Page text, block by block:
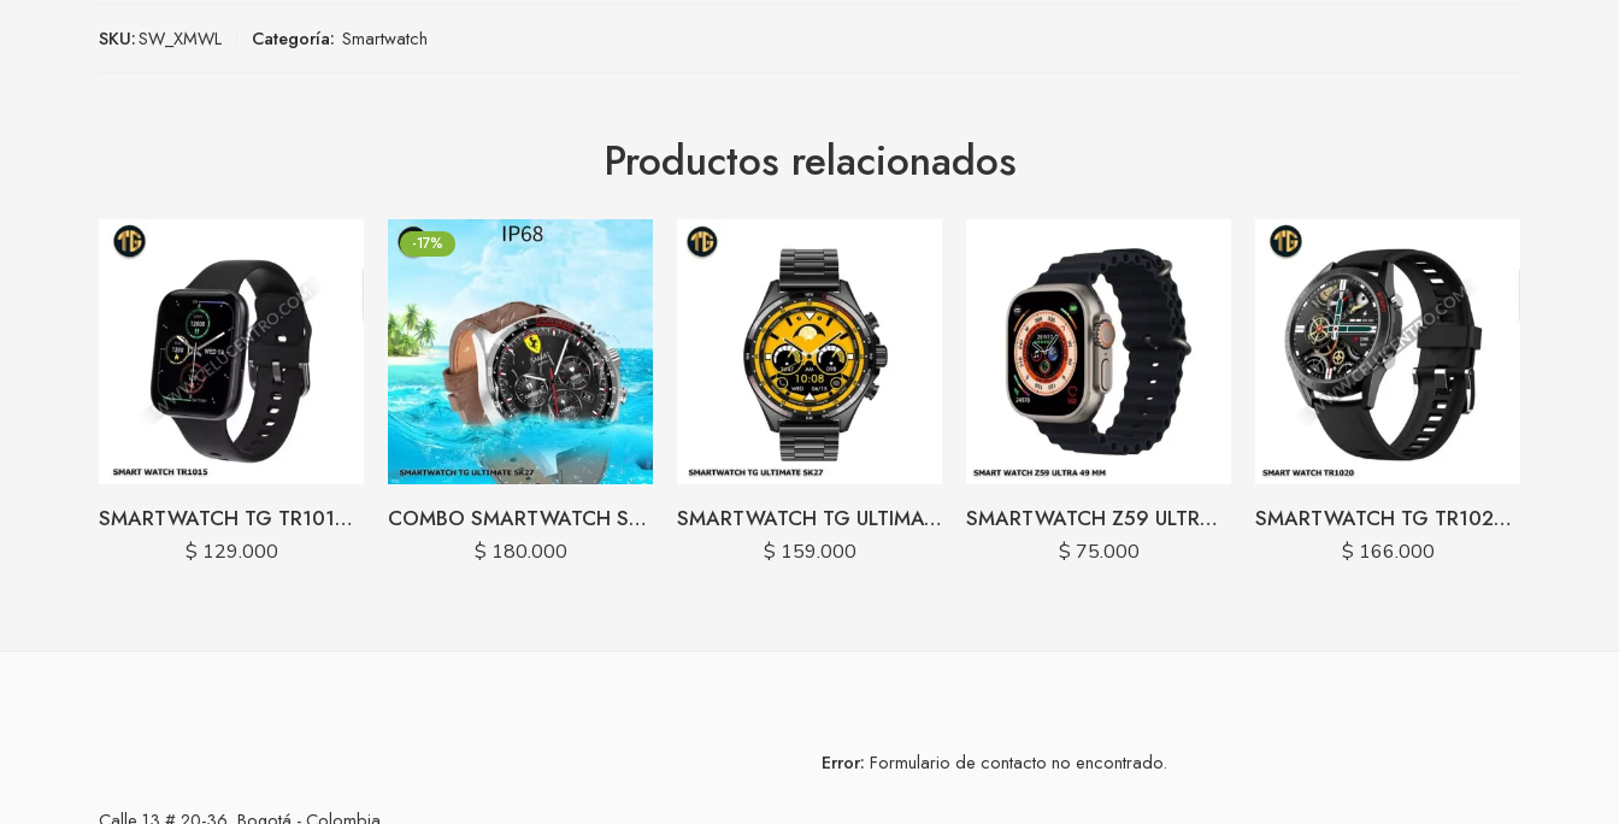
SKU:SW_XMWL Categoría: Smartwatch
Productos relacionados
SMARTWATCH TG TR1015 CARGA MAGNETICA
$ 129.000
-17%
COMBO SMARTWATCH SK27 OBSEQUIO MANOS LIBRES BLUETOOTH
$ 180.000
SMARTWATCH TG ULTIMATE SK27 CARGA INALAMBRICA
$ 159.000
SMARTWATCH Z59 ULTRA CARGA INALAMBRICA
$ 75.000
SMARTWATCH TG TR1020 CARGA MAGNETICA
$ 166.000
Error: Formulario de contacto no encontrado.